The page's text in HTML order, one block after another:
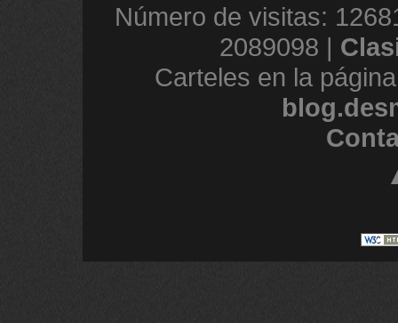
Número de visitas:
2089098 |
Carteles en la